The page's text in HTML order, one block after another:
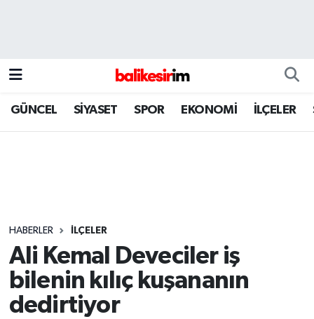
GÜNCEL SİYASET SPOR EKONOMİ İLÇELER
HABERLER İLÇELER
Ali Kemal Deveciler iş
bilenin kılıç kuşananın
dedirtiyor